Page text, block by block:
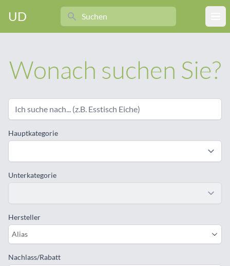
UD
Search
Wonach suchen Sie?
Hauptkategorie
Unterkategorie
Hersteller
Alias
Nachlass/Rabatt